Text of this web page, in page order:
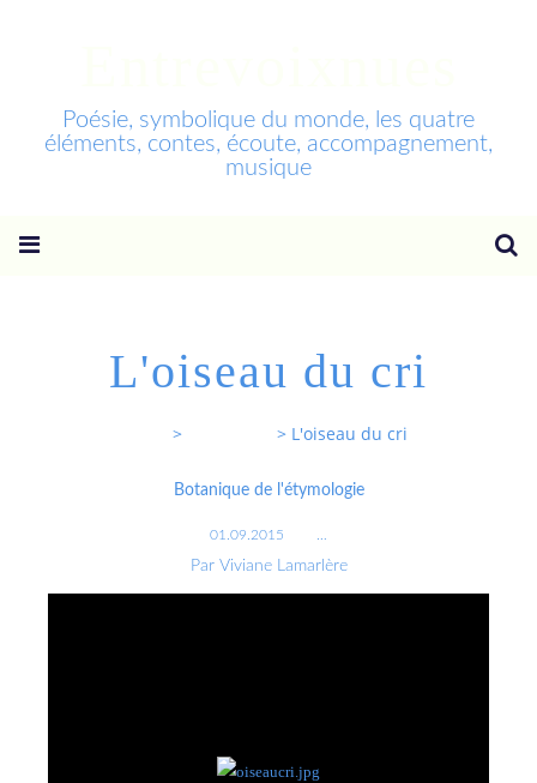
Poésie, symbolique du monde, les quatre
éléments, contes, écoute, accompagnement,
musique
L'oiseau du cri
> > L'oiseau du cri
Botanique de l'étymologie
01.09.2015
Par Viviane Lamarlère